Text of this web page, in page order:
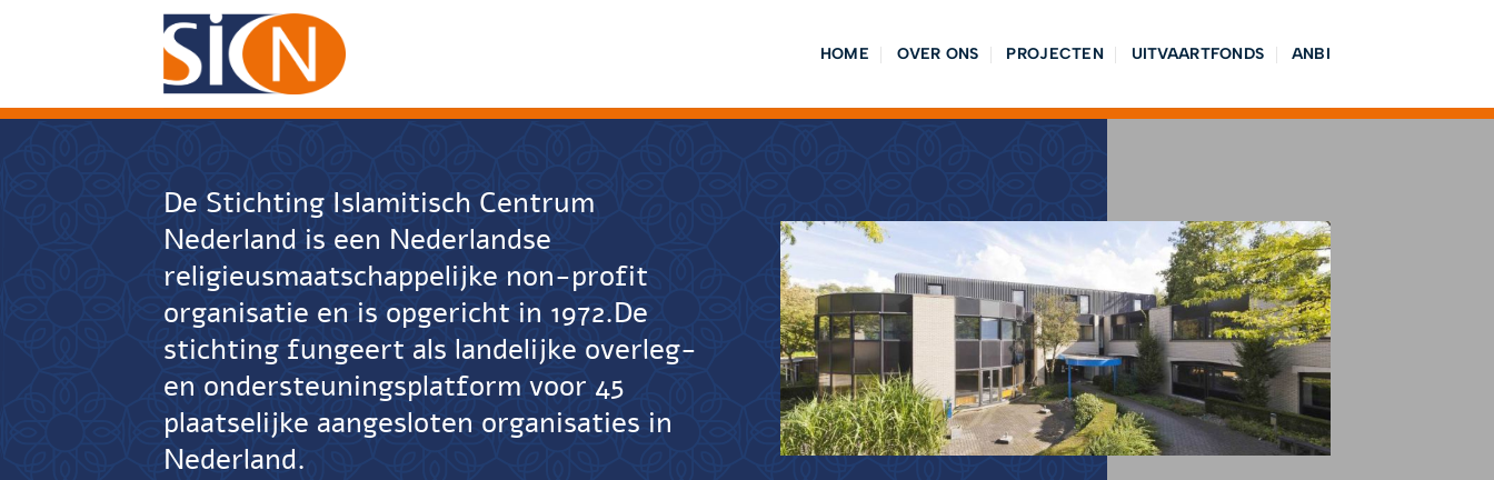
HOME OVER ONS PROJECTEN UITVAARTFONDS ANBI
De Stichting Islamitisch Centrum
Nederland is een Nederlandse
religieusmaatschappelijke non-profit
organisatie en is opgericht in 1972.De
stichting fungeert als landelijke overleg-
en ondersteuningsplatform voor 45
plaatselijke aangesloten organisaties in
Nederland.